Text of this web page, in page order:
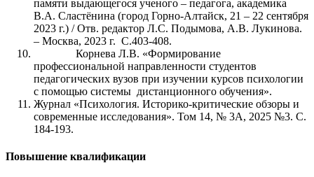
памяти выдающегося ученого – педагога, академика
В.А. Сластёнина (город Горно-Алтайск, 21 – 22 сентября
2023 г.) / Отв. редактор Л.С. Подымова, А.В. Лукинова.
– Москва, 2023 г. С.403-408.
Корнева Л.В. «Формирование
профессиональной направленности студентов
педагогических вузов при изучении курсов психологии
с помощью системы дистанционного обучения».
Журнал «Психология. Историко-критические обзоры и
современные исследования». Том 14, № 3A, 2025 №3. С.
184-193.
Повышение квалификации